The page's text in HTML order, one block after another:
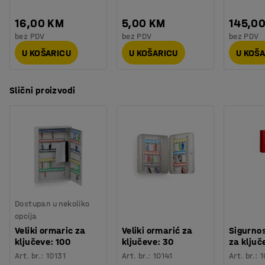
16,00 KM
bez PDV
U KOŠARICU
5,00 KM
bez PDV
U KOŠARICU
bez PDV
U
Slični proizvodi
Dostupan u nekoliko
opcija
Veliki ormaric za
ključeve: 100
Art. br.:10131
Veliki ormarić za
ključeve: 30
Art. br.: 10141
za
Art. br.: